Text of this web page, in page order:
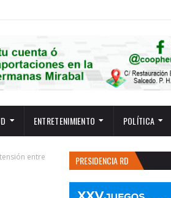
ENTRETENIMIENTO POLÍTICA
entre
PRESIDENCIA RD